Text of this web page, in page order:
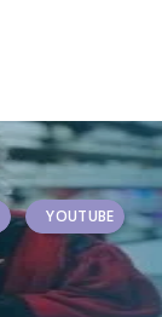
YOUTUBE